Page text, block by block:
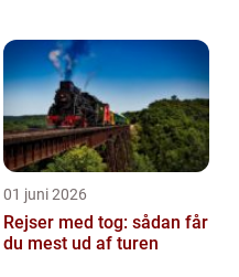
01 juni 2026
Rejser med tog: sådan får
du mest ud af turen